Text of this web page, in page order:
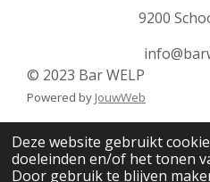
Deze website gebruikt
doeleinden en/of het tonen
Door gebruik te blijven
a
g
9200
© 2023 Bar WELP
Powered by JouwWeb